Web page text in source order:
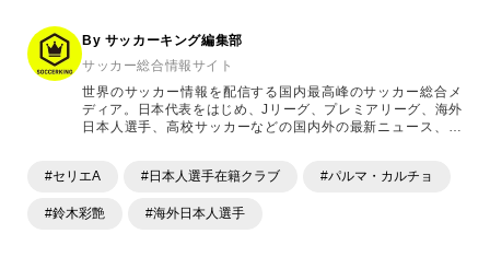
By サッカーキング編集部
サッカー総合情報サイト
世界のサッカー情報を配信する国内最高峰のサッカー総合メ
ディア。日本代表をはじめ、Jリーグ、プレミアリーグ、海外
日本人選手、高校サッカーなどの国内外の最新ニュース、コ
ます。「X」「Instagram」「YouTube」「TikTok」など、
#セリエA #日本人選手在籍クラブ #パルマ・カルチョ
#鈴木彩艶 #海外日本人選手